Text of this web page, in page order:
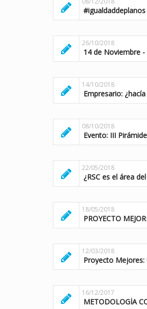
26/10/2018
14/10/2018
08/10/2018
22/05/2018
18/05/2018
12/03/2018
16/12/2017